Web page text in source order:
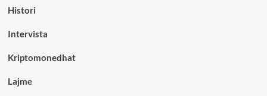
Histori
Intervista
Kriptomonedhat
Lajme